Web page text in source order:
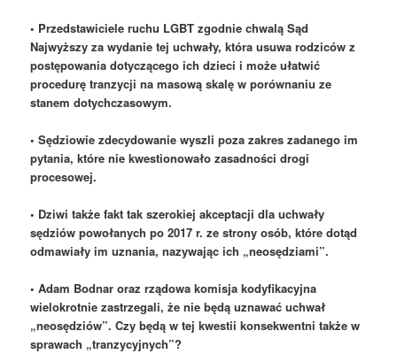
• Przedstawiciele ruchu LGBT zgodnie chwalą Sąd
Najwyższy za wydanie tej uchwały, która usuwa rodziców z
postępowania dotyczącego ich dzieci i może ułatwić
procedurę tranzycji na masową skalę w porównaniu ze
stanem dotychczasowym.
•Sędziowie zdecydowanie wyszli poza zakres zadanego im
pytania, które nie kwestionowało zasadności drogi
procesowej.
• Dziwi także fakt tak szerokiej akceptacji dla uchwały
sędziów powołanych po 2017 r. ze strony osób, które dotąd
odmawiały im uznania, nazywając ich „neosędziami”.
•Adam Bodnar oraz rządowa komisja kodyfikacyjna
wielokrotnie zastrzegali, że nie będą uznawać uchwał
„neosędziów”. Czy będą w tej kwestii konsekwentni także w
sprawach „tranzycyjnych”?